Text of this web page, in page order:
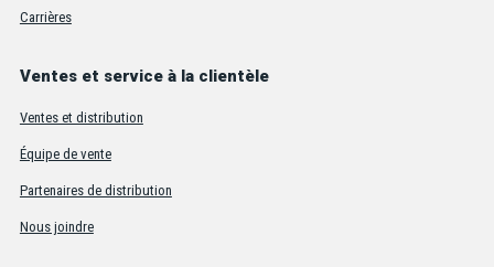
Carrières
Ventes et service à la clientèle
Ventes et distribution
Équipe de vente
Partenaires de distribution
Nous joindre